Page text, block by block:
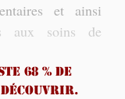
et ainsi
aux soins de
68 % de